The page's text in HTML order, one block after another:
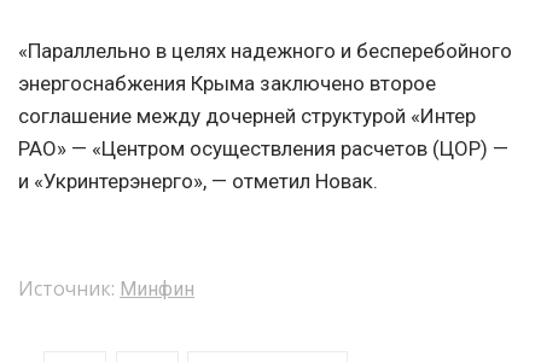
«Параллельно в целях надежного и бесперебойного
энергоснабжения Крыма заключено второе
соглашение между дочерней структурой «Интер
РАО» — «Центром осуществления расчетов (ЦОР) —
и «Укринтерэнерго», — отметил Новак.
Источник: Минфин